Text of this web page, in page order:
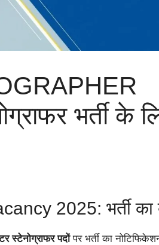
भर्ती के
2025: भर्ती का
स्टेनोग्राफर पदोंपर भर्ती का